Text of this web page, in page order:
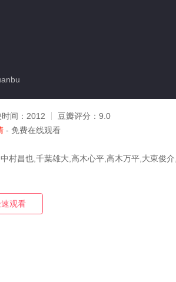
时间： 2012 豆瓣评分： 9.0
- 免费在线观看
村昌也,千葉雄大,高木心平,高木万平,大東俊
观看